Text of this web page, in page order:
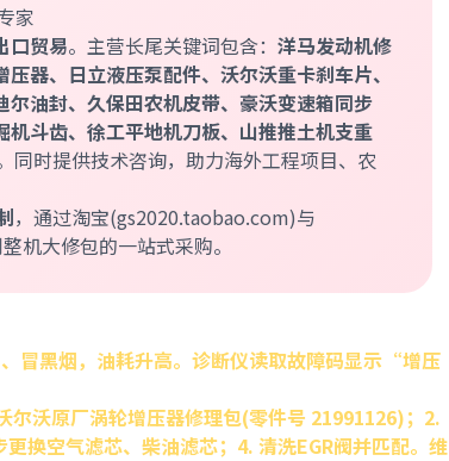
家
口贸易。主营长尾关键词包含： 洋马发动机修
器、日立液压泵配件、沃尔沃重卡刹车片、
油封、久保田农机皮带、豪沃变速箱同步
斗齿、徐工平地机刀板、山推推土机支重
同时提供技术咨询，助力海外工程项目、农
，通过淘宝(gs2020.taobao.com)与
机大修包的一站式采购。
冒黑烟，油耗升高。诊断仪读取故障码显示“增压
尔沃原厂涡轮增压器修理包(零件号 21991126)；2.
更换空气滤芯、柴油滤芯；4. 清洗EGR阀并匹配。维